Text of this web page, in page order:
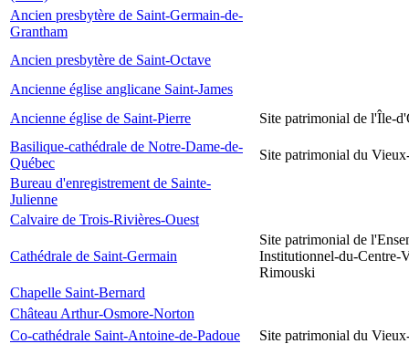
Ancien presbytère de Saint-Germain-de-
Grantham
Ancien presbytère de Saint-Octave
Ancienne église anglicane Saint-James
Ancienne église de Saint-Pierre
Site patrimonial de l'Île-
Basilique-cathédrale de Notre-Dame-de-
Québec
Site patrimonial du
Bureau d'enregistrement de Sainte-
Julienne
Calvaire de Trois-Rivières-Ouest
Cathédrale de Saint-Germain
Site patrimonial de
Institutionnel-du-Centre-
Rimouski
Chapelle Saint-Bernard
Château Arthur-Osmore-Norton
Co-cathédrale Saint-Antoine-de-Padoue
Site patrimonial du